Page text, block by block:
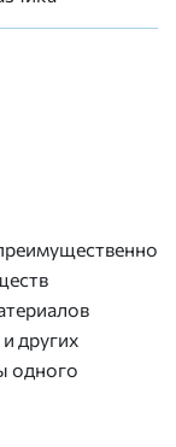
других
одного